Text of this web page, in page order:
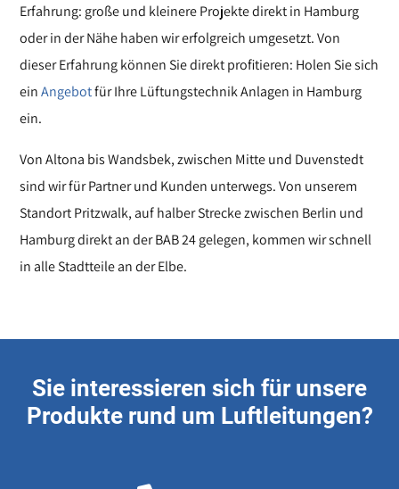
Erfahrung: große und kleinere Projekte direkt in Hamburg
oder in der Nähe haben wir erfolgreich umgesetzt. Von
dieser Erfahrung können Sie direkt profitieren: Holen Sie sich
ein Angebotfür Ihre Lüftungstechnik Anlagen in Hamburg
ein.
Von Altona bis Wandsbek, zwischen Mitte und Duvenstedt
sind wir für Partner und Kunden unterwegs. Von unserem
Standort Pritzwalk, auf halber Strecke zwischen Berlin und
Hamburg direkt an der BAB 24 gelegen, kommen wir schnell
in alle Stadtteile an der Elbe.
Sie interessieren sich für unsere
Produkte rund um Luftleitungen?